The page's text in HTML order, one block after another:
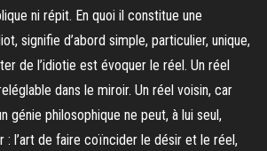
ni répit. En quoi il constitue une
signifie d’abord simple, particulier, unique,
de l’idiotie est évoquer le réel. Un réel
dans le miroir. Un réel voisin, car
génie philosophique ne peut, à lui seul,
: l’art de faire coïncider le désir et le réel,